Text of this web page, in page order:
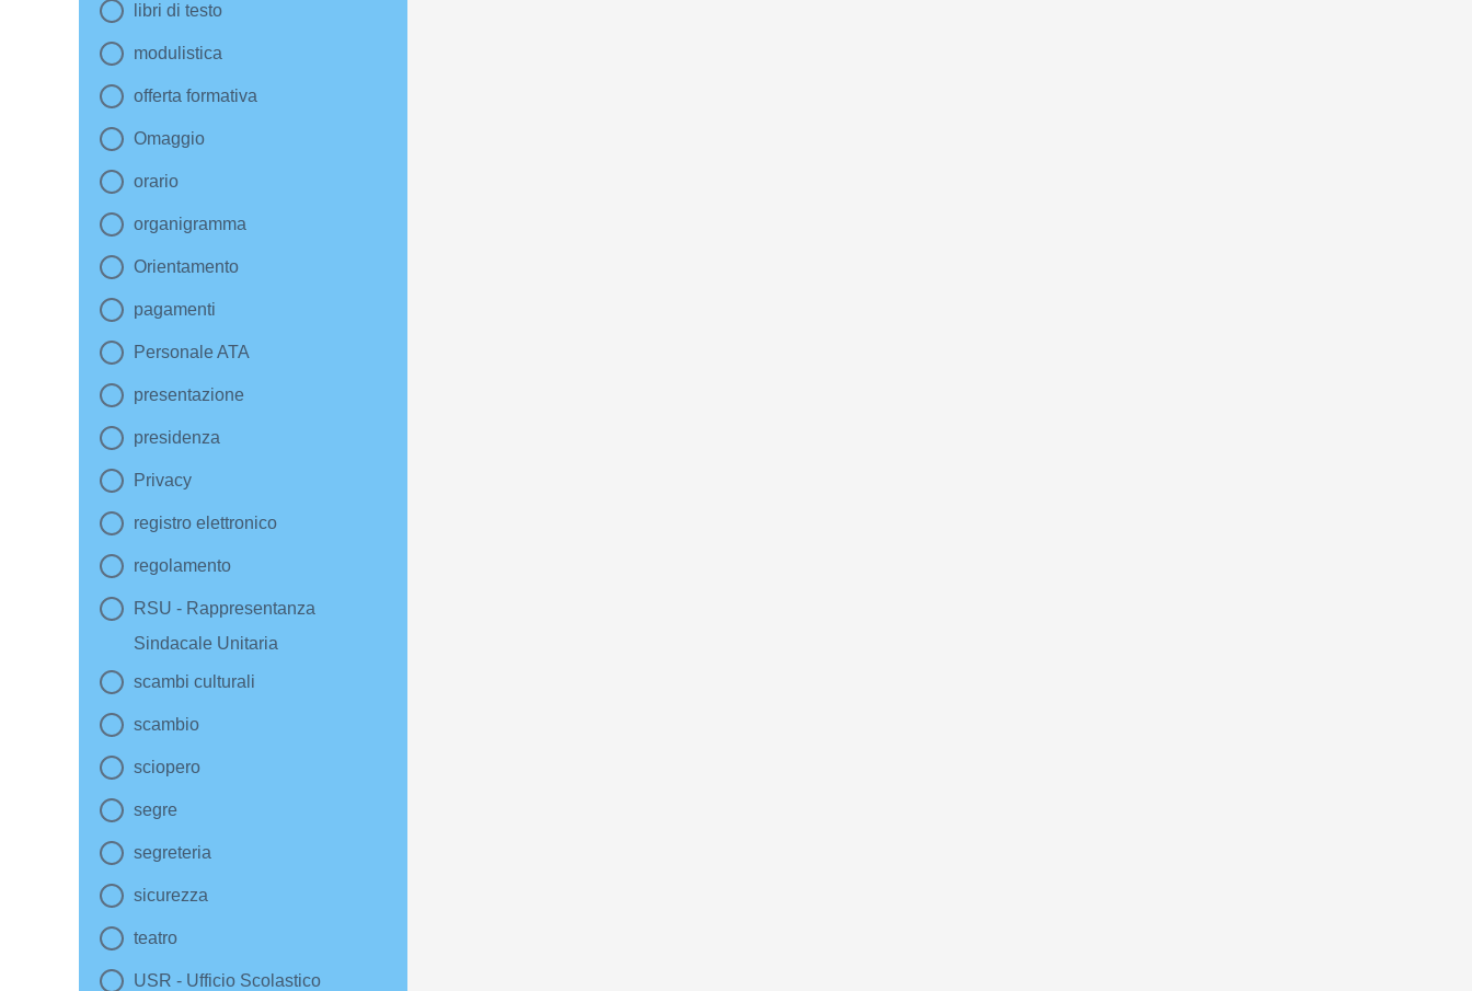
libri di testo
modulistica
offerta formativa
Omaggio
orario
organigramma
Orientamento
pagamenti
Personale ATA
presentazione
presidenza
Privacy
registro elettronico
regolamento
RSU - Rappresentanza
Sindacale Unitaria
scambi culturali
scambio
sciopero
segre
segreteria
sicurezza
teatro
USR - Ufficio Scolastico